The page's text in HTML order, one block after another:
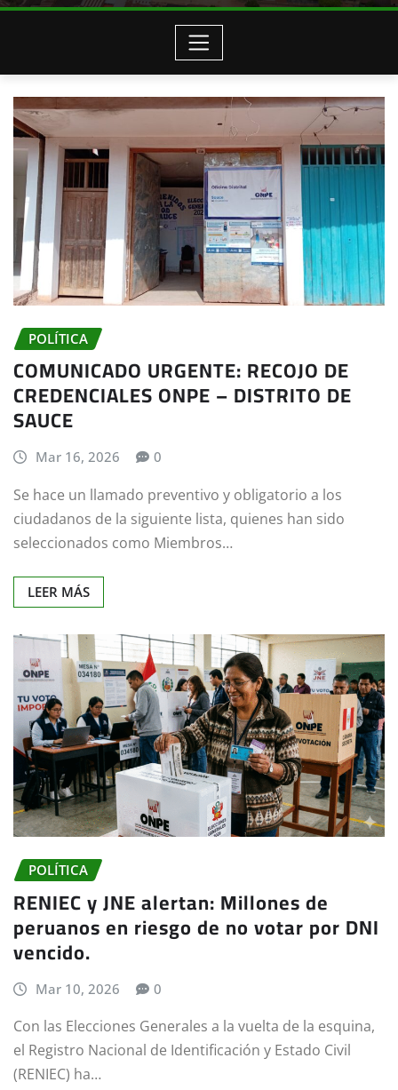
POLÍTICA
COMUNICADO URGENTE: RECOJO DE
CREDENCIALES ONPE – DISTRITO DE
SAUCE
Mar 16, 2026 0
Se hace un llamado preventivo y obligatorio a los
ciudadanos de la siguiente lista, quienes han sido
seleccionados como Miembros…
LEER MÁS
POLÍTICA
RENIEC y JNE alertan: Millones de
peruanos en riesgo de no votar por DNI
vencido.
Mar 10, 2026 0
Con las Elecciones Generales a la vuelta de la esquina,
el Registro Nacional de Identificación y Estado Civil
(RENIEC) ha…